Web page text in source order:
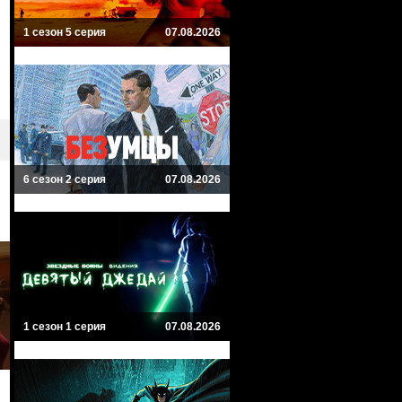
1 сезон 5 серия 07.08.2026
6 сезон 2 серия 07.08.2026
1 сезон 1 серия 07.08.2026